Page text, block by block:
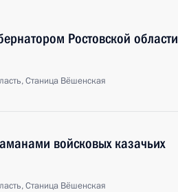
Ростовской области
Станица Вёшенская
войсковых казачьих
Станица Вёшенская